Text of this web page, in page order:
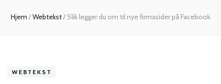
Hjem /Webtekst/ Slik legger du om til nye firmasider på Facebook
WEBTEKST